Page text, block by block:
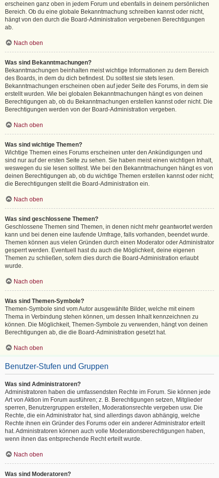
erscheinen ganz oben in jedem Forum und ebenfalls in deinem persönlichen
Bereich. Ob du eine globale Bekanntmachung schreiben kannst oder nicht,
hängt von den durch die Board-Administration vergebenen Berechtigungen
ab.
Nach oben
Was sind Bekanntmachungen?
Bekanntmachungen beinhalten meist wichtige Informationen zu dem Bereich
des Boards, in dem du dich befindest. Du solltest sie stets lesen.
Bekanntmachungen erscheinen oben auf jeder Seite des Forums, in dem sie
erstellt wurden. Wie bei globalen Bekanntmachungen hängt es von deinen
Berechtigungen ab, ob du Bekanntmachungen erstellen kannst oder nicht. Die
Berechtigungen werden von der Board-Administration vergeben.
Nach oben
Was sind wichtige Themen?
Wichtige Themen eines Forums erscheinen unter den Ankündigungen und
sind nur auf der ersten Seite zu sehen. Sie haben meist einen wichtigen Inhalt,
weswegen du sie lesen solltest. Wie bei den Bekanntmachungen hängt es von
deinen Berechtigungen ab, ob du wichtige Themen erstellen kannst oder nicht;
die Berechtigungen stellt die Board-Administration ein.
Nach oben
Was sind geschlossene Themen?
Geschlossene Themen sind Themen, in denen nicht mehr geantwortet werden
kann und bei denen eine laufende Umfrage, falls vorhanden, beendet wurde.
Themen können aus vielen Gründen durch einen Moderator oder Administrator
gesperrt werden. Eventuell hast du auch die Möglichkeit, deine eigenen
Themen zu schließen, sofern dies durch die Board-Administration erlaubt
wurde.
Nach oben
Was sind Themen-Symbole?
Themen-Symbole sind vom Autor ausgewählte Bilder, welche mit einem
Thema in Verbindung stehen können, um dessen Inhalt kennzeichnen zu
können. Die Möglichkeit, Themen-Symbole zu verwenden, hängt von deinen
Berechtigungen ab, die die Board-Administration gesetzt hat.
Nach oben
Benutzer-Stufen und Gruppen
Was sind Administratoren?
Administratoren haben die umfassendsten Rechte im Forum. Sie können jede
Art von Aktion im Forum ausführen; z. B. Berechtigungen setzen, Mitglieder
sperren, Benutzergruppen erstellen, Moderationsrechte vergeben usw. Die
Rechte, die ein Administrator hat, sind allerdings davon abhängig, welche
Rechte ihnen ein Gründer des Forums oder ein anderer Administrator erteilt
hat. Administratoren können auch volle Moderationsberechtigungen haben,
wenn ihnen das entsprechende Recht erteilt wurde.
Nach oben
Was sind Moderatoren?